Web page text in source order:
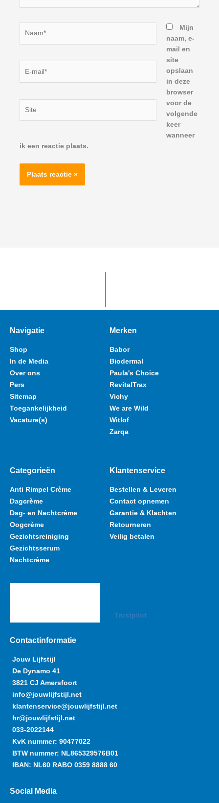
mail*
Mijn
naam, e-
mail en
site
opslaan
in deze
browser
voor de
volgende
keer
wanneer
ik een reactie plaats.
Navigatie
Shop
In de Media
Over ons
Pers
Sitemap
Toegankelijkheid
Vacature(s)
Merken
Babor
Biodermal
Paula's Choice
RevitalTrax
Vichy
We are Wild
Witlof
Zarqa
Categorieën
Anti Rimpel Crème
Dagcrème
Dag- en Nachtcrème
Oogcrème
Gezichtsreiniging
Gezichtsserum
Nachtcrème
Klantenservice
Bestellen & Leveren
Contact opnemen
Garantie & Klachten
Retourneren
Veilig betalen
Trustpilot
Contactinformatie
Jouw Lijfstijl
De Dynamo 41
3821 CJ Amersfoort
info@jouwlijfstijl.net
klantenservice@jouwlijfstijl.net
hr@jouwlijfstijl.net
033-2022144
KvK nummer: 90477022
BTW nummer: NL865329576B01
IBAN: NL60 RABO 0359 8888 60
Social Media